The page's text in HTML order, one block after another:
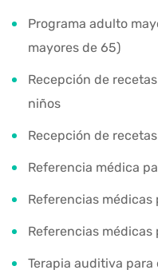
Programa adulto
mayores de 65)
Recepción de
niños
Recepción de
Referencia médica
Referencias
Referencias
Terapia auditiva